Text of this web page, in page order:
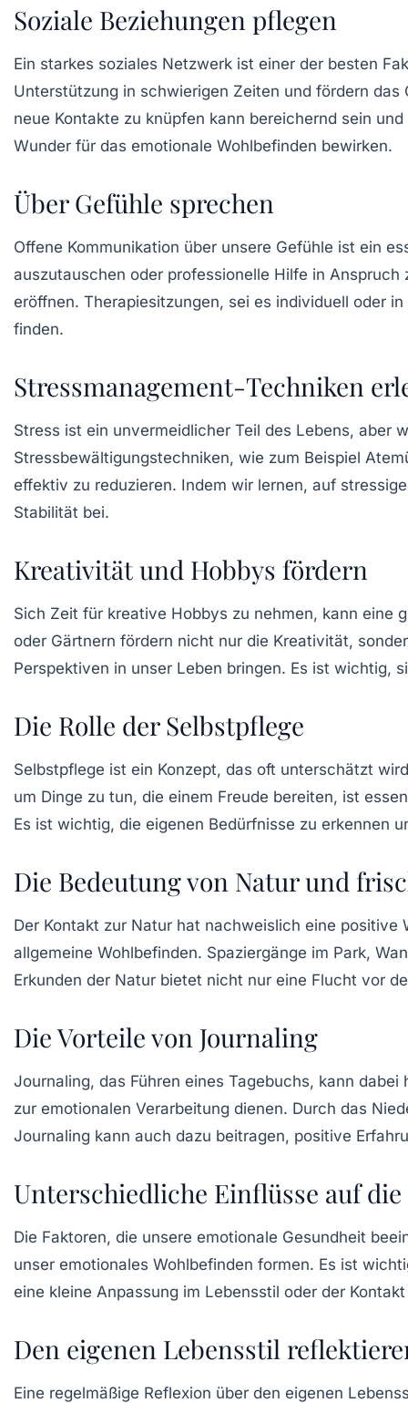
Soziale Beziehungen pflegen
Ein starkes soziales Netzwerk ist einer der besten
Unterstützung in schwierigen Zeiten und fördern
neue Kontakte zu knüpfen kann bereichernd sein
Wunder für das emotionale Wohlbefinden bewirken.
Über Gefühle sprechen
Offene Kommunikation über unsere Gefühle ist ein
auszutauschen oder professionelle Hilfe in
eröffnen. Therapiesitzungen, sei es individuell oder
finden.
Stressmanagement-Techniken
Stress ist ein unvermeidlicher Teil des Lebens, aber
Stressbewältigungstechniken, wie zum Beispiel
effektiv zu reduzieren. Indem wir lernen, auf
Stabilität bei.
Kreativität und Hobbys fördern
Sich Zeit für kreative Hobbys zu nehmen, kann eine
oder Gärtnern fördern nicht nur die Kreativität,
Perspektiven in unser Leben bringen. Es ist wichtig,
Die Rolle der Selbstpflege
Selbstpflege ist ein Konzept, das oft unterschätzt
um Dinge zu tun, die einem Freude bereiten, ist
Es ist wichtig, die eigenen Bedürfnisse zu erkennen
Die Bedeutung von Natur und
Der Kontakt zur Natur hat nachweislich eine
allgemeine Wohlbefinden. Spaziergänge im Park,
Erkunden der Natur bietet nicht nur eine Flucht vor
Die Vorteile von Journaling
Journaling, das Führen eines Tagebuchs, kann
zur emotionalen Verarbeitung dienen. Durch das
Journaling kann auch dazu beitragen, positive
Unterschiedliche Einflüsse auf
Die Faktoren, die unsere emotionale Gesundheit
unser emotionales Wohlbefinden formen. Es ist
eine kleine Anpassung im Lebensstil oder der
Den eigenen Lebensstil
Eine regelmäßige Reflexion über den eigenen